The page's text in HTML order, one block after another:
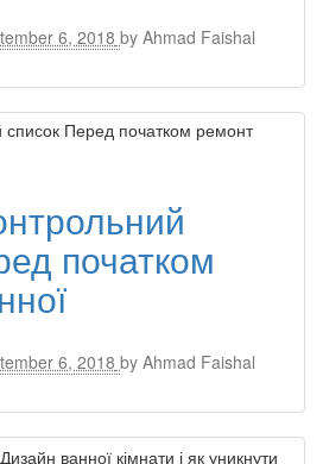
6, 2018 by Ahmad Faishal
початком
6, 2018 by Ahmad Faishal